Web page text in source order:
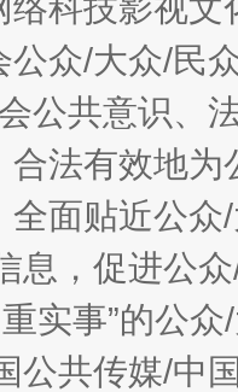
络科技影视
公众/大众/民
公共意识、
法有效地
面贴近公
息，促进公
实事”的公
公共传媒/中